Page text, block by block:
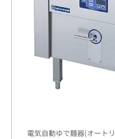
電気自動ゆで麺器(オート